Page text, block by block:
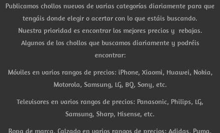
Publicamos chollos nuevos de varias categorías diariamente para que
tengáis donde elegir o acertar con lo que estáis buscando.
Nuestra prioridad es encontrar los mejores precios y rebajas.
Algunos de los chollos que buscamos diariamente y podréis
encontrar:
Móviles en varios rangos de precios: iPhone, Xiaomi, Huawei, Nokia,
Motorola, Samsung, LG, BQ, Sony, etc.
Televisores en varios rangos de precios: Panasonic, Philips, LG,
Samsung, Sharp, Hisense, etc.
Ropa de marca, Calzado en varios rangos de precios: Adidas, Puma,